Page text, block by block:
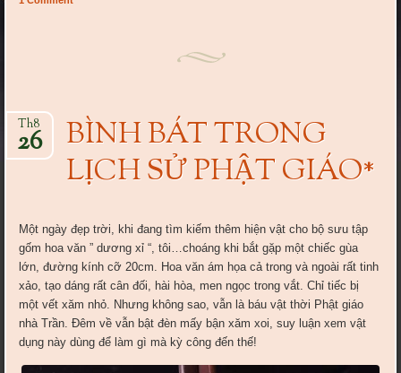
BÌNH BÁT TRONG
LỊCH SỬ PHẬT GIÁO*
Th8
26
Một ngày đẹp trời, khi đang tìm kiếm thêm hiện vật cho bộ sưu tập
gốm hoa văn ” dương xỉ “, tôi…choáng khi bắt gặp một chiếc gùa
lớn, đường kính cỡ 20cm. Hoa văn ám họa cả trong và ngoài rất tinh
xảo, tạo dáng rất cân đối, hài hòa, men ngọc trong vắt. Chỉ tiếc bị
một vết xăm nhỏ. Nhưng không sao, vẫn là báu vật thời Phật giáo
nhà Trần. Đêm về vẫn bật đèn mấy bận xăm xoi, suy luận xem vật
dụng này dùng để làm gì mà kỳ công đến thế!